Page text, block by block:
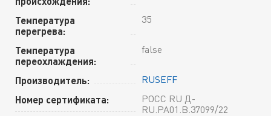
Температура
перегрева:
35
Температура
переохлаждения:
false
Производитель: RUSEFF
Номер сертификата:
РОСС RU Д-
RU.PA01.B.37099/22